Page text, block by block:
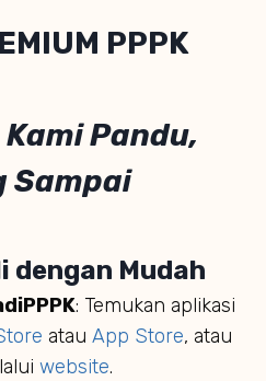
PPPK
Pandu,
Sampai
dengan Mudah
: Temukan aplikasi
atau App Store, atau
website.